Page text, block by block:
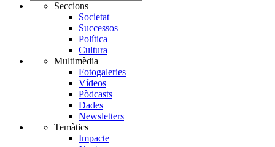
Seccions
Societat
Successos
Política
Cultura
Multimèdia
Fotogaleries
Vídeos
Pòdcasts
Dades
Newsletters
Temàtics
Impacte